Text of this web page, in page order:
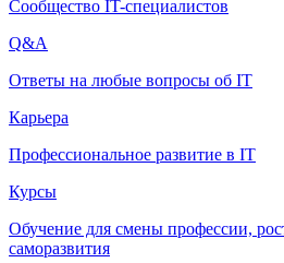
Сообщество IT-специалистов
Q&A
Ответы на любые вопросы об IT
Карьера
Профессиональное развитие в IT
Курсы
Обучение для смены профессии,
саморазвития